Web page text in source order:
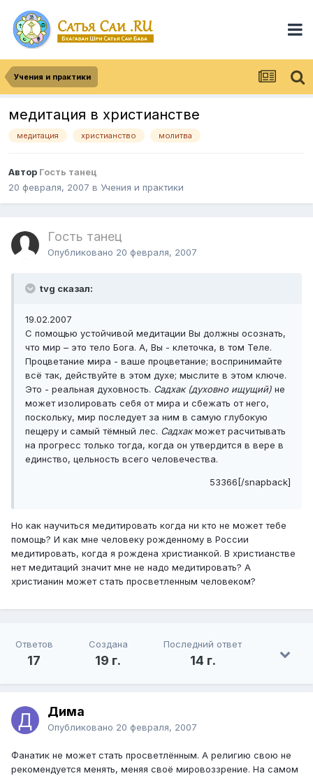
Учения и практики
медитация в христианстве
медитация христианство молитва
Автор Гость танец
20 февраля, 2007 в Учения и практики
Гость танец
Опубликовано 20 февраля, 2007
tvg сказал:
19.02.2007
С помощью устойчивой медитации Вы должны осознать,
что мир – это тело Бога. А, Вы - клеточка, в том Теле.
Процветание мира - ваше процветание; воспринимайте
всё так, действуйте в этом духе; мыслите в этом ключе.
Это - реальная духовность. Садхак (духовно ищущий) не
может изолировать себя от мира и сбежать от него,
поскольку, мир последует за ним в самую глубокую
пещеру и самый тёмный лес. Садхакможет расчитывать
на прогресс только тогда, когда он утвердится в вере в
единство, цельность всего человечества.
53366[/snapback]
Но как научиться медитировать когда ни кто не может тебе
помощь? И как мне человеку рожденному в России
медитировать, когда я рождена христианкой. В христианстве
нет медитаций значит мне не надо медитировать? А
христианин может стать просветленным человеком?
Ответов
17
Создана
19 г.
Последний ответ
14 г.
Дима
Опубликовано 20 февраля, 2007
Фанатик не может стать просветлённым. А религию свою не
рекомендуется менять, меняя своё мировоззрение. На самом